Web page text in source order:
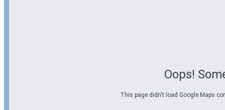
Oops!
This page didn't load Google Maps